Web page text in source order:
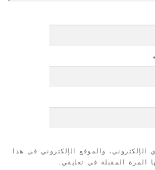
والموقع الإلكتروني في هذا
المرة المقبلة في تعليقي.